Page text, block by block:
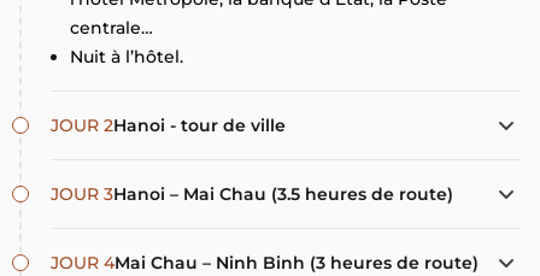
centrale…
Nuit à l’hôtel.
JOUR 2Hanoi - tour de ville
JOUR 3Hanoi – Mai Chau (3.5 heures de route)
JOUR 4Mai Chau – Ninh Binh (3 heures de route)